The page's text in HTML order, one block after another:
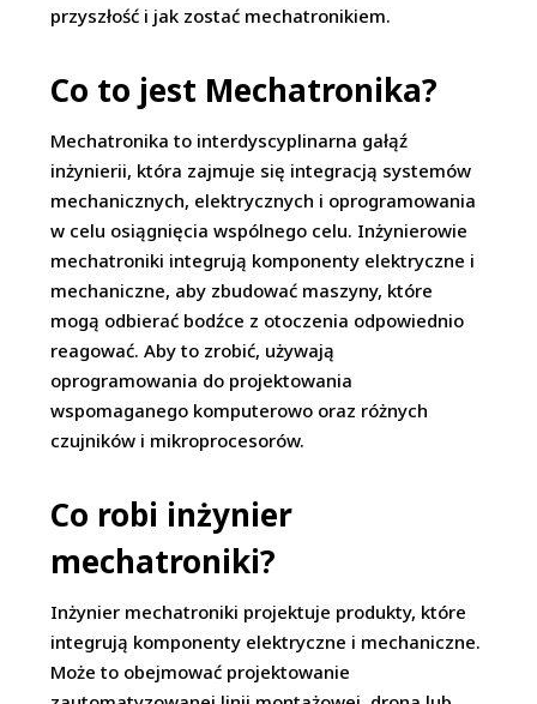
przyszłość i jak zostać mechatronikiem.
Co to jest Mechatronika?
Mechatronika to interdyscyplinarna gałąź
inżynierii, która zajmuje się integracją systemów
mechanicznych, elektrycznych i oprogramowania
w celu osiągnięcia wspólnego celu. Inżynierowie
mechatroniki integrują komponenty elektryczne i
mechaniczne, aby zbudować maszyny, które
mogą odbierać bodźce z otoczenia odpowiednio
reagować. Aby to zrobić, używają
oprogramowania do projektowania
wspomaganego komputerowo oraz różnych
czujników i mikroprocesorów.
Co robi inżynier
mechatroniki?
Inżynier mechatroniki projektuje produkty, które
integrują komponenty elektryczne i mechaniczne.
Może to obejmować projektowanie